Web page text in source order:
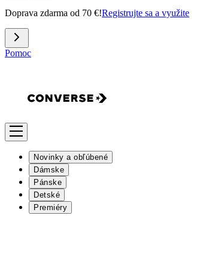
Doprava zdarma od 70 €!Registrujte sa a využite
Pomoc
Novinky a obľúbené
Dámske
Pánske
Detské
Premiéry